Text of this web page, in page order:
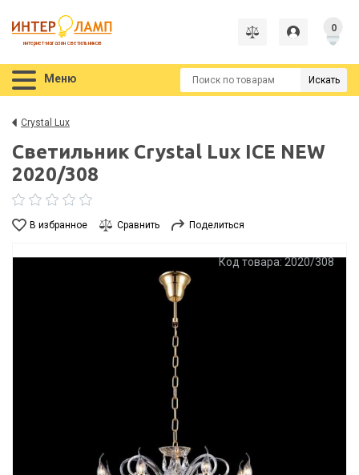
интернет-магазин светильников
0
Меню Искать
Crystal Lux
Светильник Crystal Lux ICE NEW
2020/308
В избранное Сравнить Поделиться
Код товара: 2020/308